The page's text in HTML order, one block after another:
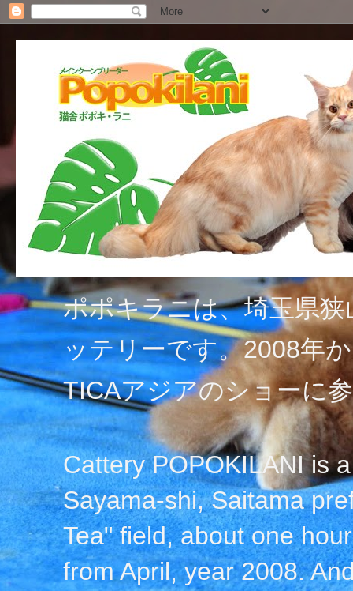
ポポキラニは、埼玉県
ッテリーです。2008年
TICAアジアのショーに
Cattery POPOKILANI is
Sayama-shi, Saitama
Tea" field, about one
from April, year 2008.